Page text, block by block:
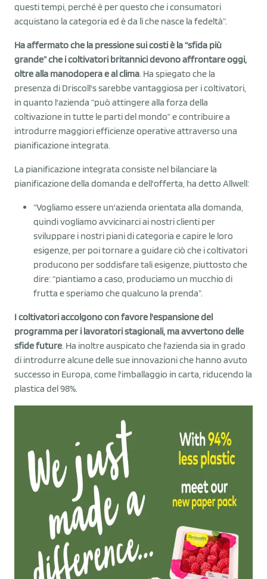
questi tempi, perché è per questo che i consumatori
acquistano la categoria ed è da lì che nasce la fedeltà”.
Ha affermato che la pressione sui costi è la “sfida più
grande” che i coltivatori britannici devono affrontare oggi,
oltre alla manodopera e al clima. Ha spiegato che la
presenza di Driscoll's sarebbe vantaggiosa per i coltivatori,
in quanto l'azienda “può attingere alla forza della
coltivazione in tutte le parti del mondo” e contribuire a
introdurre maggiori efficienze operative attraverso una
pianificazione integrata.
La pianificazione integrata consiste nel bilanciare la
pianificazione della domanda e dell'offerta, ha detto Allwell:
“Vogliamo essere un'azienda orientata alla domanda,
quindi vogliamo avvicinarci ai nostri clienti per
sviluppare i nostri piani di categoria e capire le loro
esigenze, per poi tornare a guidare ciò che i coltivatori
producono per soddisfare tali esigenze, piuttosto che
dire: “piantiamo a caso, produciamo un mucchio di
frutta e speriamo che qualcuno la prenda”.
I coltivatori accolgono con favore l'espansione del
programma per i lavoratori stagionali, ma avvertono delle
sfide future. Ha inoltre auspicato che l'azienda sia in grado
di introdurre alcune delle sue innovazioni che hanno avuto
successo in Europa, come l'imballaggio in carta, riducendo la
plastica del 98%.